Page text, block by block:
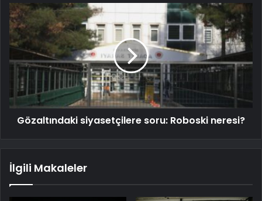
Gözaltındaki siyasetçilere soru: Roboski neresi?
İlgili Makaleler